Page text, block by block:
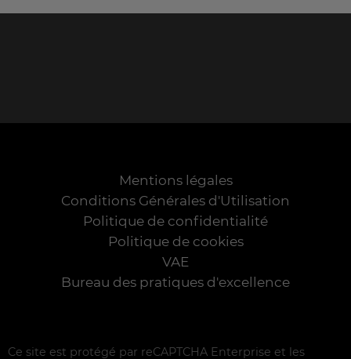
Mentions légales
Conditions Générales d'Utilisation
Politique de confidentialité
Politique de cookies
VAE
Bureau des pratiques d'excellence
Ce site est protégé par reCAPTCHA Enterprise et les